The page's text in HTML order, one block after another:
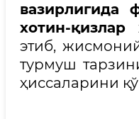
вазирлигида
хотин-қизлар
этиб,
турмуш
ҳиссаларини